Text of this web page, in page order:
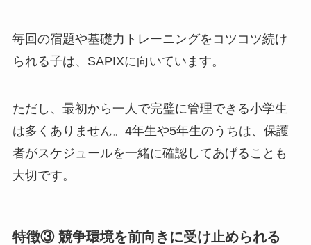
毎回の宿題や基礎力トレーニングをコツコツ続け
られる子は、SAPIXに向いています。
ただし、最初から一人で完璧に管理できる小学生
は多くありません。4年生や5年生のうちは、保護
者がスケジュールを一緒に確認してあげることも
大切です。
特徴③ 競争環境を前向きに受け止められる